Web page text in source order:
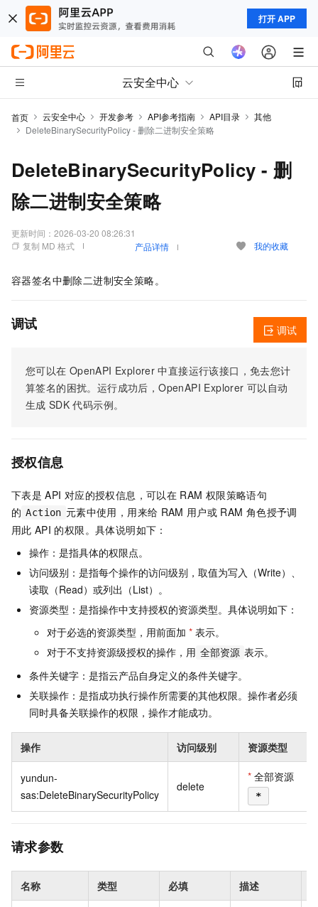
打开 APP
云安全中心
首页 云安全中心 开发参考 API参考指南 API目录
其他
DeleteBinarySecurityPolicy - 删除二进制安全策略
DeleteBinarySecurityPolicy - 删
除二进制安全策略
更新时间： 2026-03-20 08:26:31
复制 MD 格式
产品详情 我的收藏
容器签名中删除二进制安全策略。
调试
您可以在 OpenAPI Explorer 中直接运行该接口，免去您计
算签名的困扰。运行成功后，OpenAPI Explorer 可以自动
生成 SDK 代码示例。
调试
授权信息
下表是 API 对应的授权信息，可以在 RAM 权限策略语句
的 Action 元素中使用，用来给 RAM 用户或 RAM 角色授予调
用此 API 的权限。具体说明如下：
操作：是指具体的权限点。
访问级别：是指每个操作的访问级别，取值为写入（Write）、
读取（Read）或列出（List）。
资源类型：是指操作中支持授权的资源类型。具体说明如下：
对于必选的资源类型，用前面加 * 表示。
对于不支持资源级授权的操作，用 全部资源 表示。
条件关键字：是指云产品自身定义的条件关键字。
关联操作：是指成功执行操作所需要的其他权限。操作者必须
同时具备关联操作的权限，操作才能成功。
操作 访问级别 资源类型
yundun-
sas:DeleteBinarySecurityPolicy
delete
* 全部资源
*
请求参数
名称 类型 必填 描述